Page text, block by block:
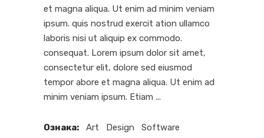
et magna aliqua. Ut enim ad minim veniam
ipsum. quis nostrud exercit ation ullamco
laboris nisi ut aliquip ex commodo.
consequat. Lorem ipsum dolor sit amet,
consectetur elit, dolore sed eiusmod
tempor abore et magna aliqua. Ut enim ad
minim veniam ipsum. Etiam
Ознака: Art Design Software